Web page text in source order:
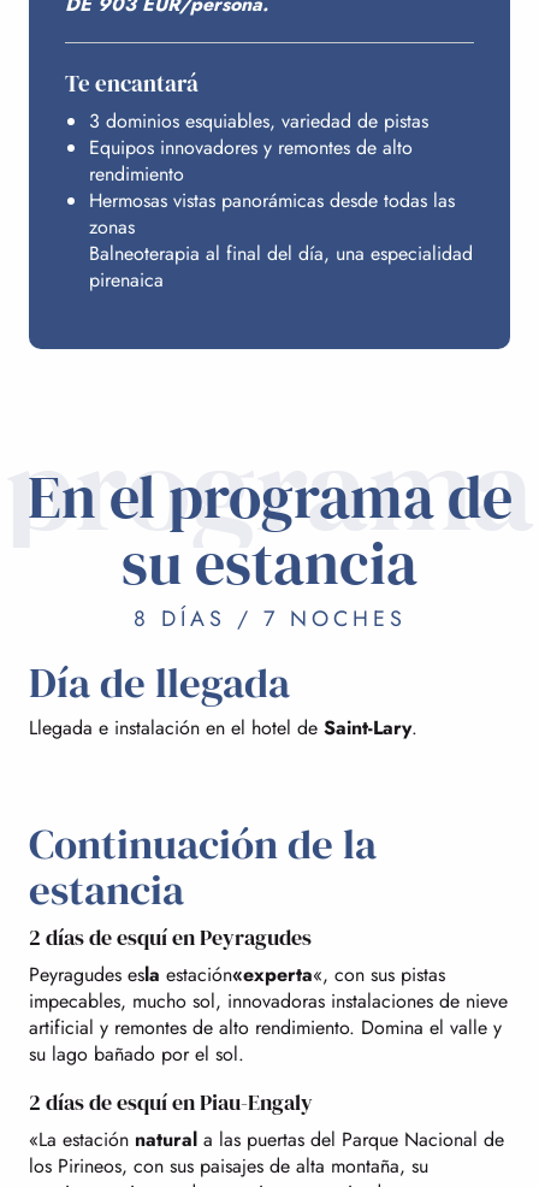
PRESUPUESTO
Te encantará
3 dominios esquiables, variedad de pistas
Equipos innovadores y remontes de alto
rendimiento
Hermosas vistas panorámicas desde todas las
zonas
Balneoterapia al final del día, una especialidad
pirenaica
programa
En el programa de
su estancia
8 DÍAS / 7 NOCHES
Día de llegada
Llegada e instalación en el hotel de Saint-Lary.
Continuación de la
estancia
2 días de esquí en Peyragudes
Peyragudes esla estación«experta«, con sus pistas
impecables, mucho sol, innovadoras instalaciones de nieve
artificial y remontes de alto rendimiento. Domina el valle y
su lago bañado por el sol.
2 días de esquí en Piau-Engaly
«La estación natural a las puertas del Parque Nacional de
los Pirineos, con sus paisajes de alta montaña, su